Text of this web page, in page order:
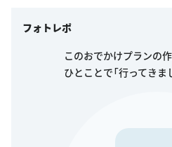
フォトレポ
このおでかけプランの
ひとことで「行ってきま